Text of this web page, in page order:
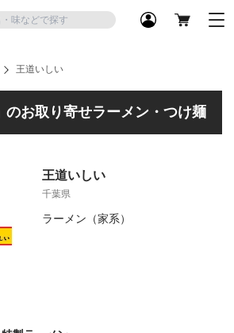
王道いしい
のお取り寄せラーメン・つけ麺
王道いしい
千葉県
ラーメン（家系）